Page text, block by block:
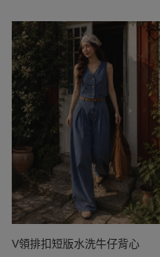
V領排扣短版水洗牛仔背心